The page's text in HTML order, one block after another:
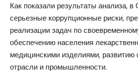
Как показали результаты анализа,
серьезные коррупционные риски,
реализации задач по
обеспечению населения
медицинскими изделиями,
отрасли и промышленности.